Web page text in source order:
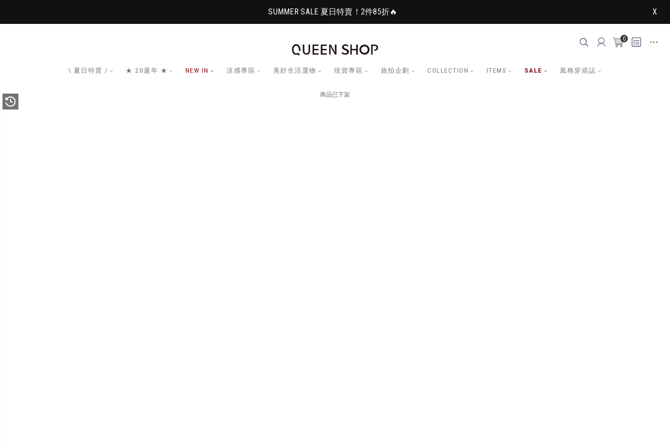
SUMMER SALE 夏日特賣！2件85折🔥 X
0
\ 夏日特賣 / ★ 20週年 ★ NEW IN 涼感專區 美好生活選物 現貨專區 旅拍企劃 COLLECTION ITEMS SALE 風格穿搭誌
商品已下架